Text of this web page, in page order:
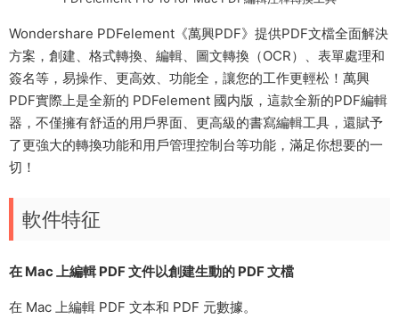
Wondershare PDFelement《萬興PDF》提供PDF文檔全面解決
方案，創建、格式轉換、編輯、圖文轉換（OCR）、表單處理和
簽名等，易操作、更高效、功能全，讓您的工作更輕松！萬興
PDF實際上是全新的 PDFelement 國内版，這款全新的PDF編輯
器，不僅擁有舒适的用戶界面、更高級的書寫編輯工具，還賦予
了更強大的轉換功能和用戶管理控制台等功能，滿足你想要的一
切！
軟件特征
在 Mac 上編輯 PDF 文件以創建生動的 PDF 文檔
在 Mac 上編輯 PDF 文本和 PDF 元數據。